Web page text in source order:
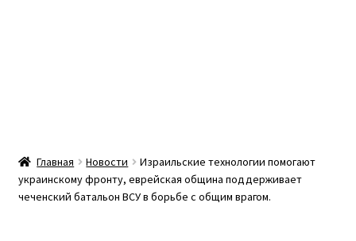
Компания
Главная Новости
Израильские технологии помогают
украинскому фронту, еврейская община поддерживает
чеченский батальон ВСУ в борьбе с общим врагом.